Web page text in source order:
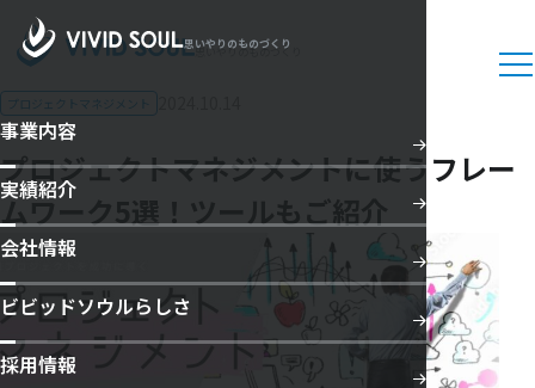
思いやりのものづくり
思いやりのものづくり
事業内容
実績紹介
会社情報
ビビッドソウルらしさ
採用情報
プロジェクトマネジメント
プロジェクトマネジメントに使うフレー
ムワーク5選！ツールもご紹介